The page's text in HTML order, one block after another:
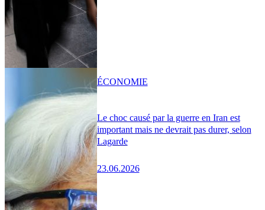
Le choc causé par la guerre en Iran est
important mais ne devrait pas durer, selon
Lagarde
23.06.2026
ÉCONOMIE